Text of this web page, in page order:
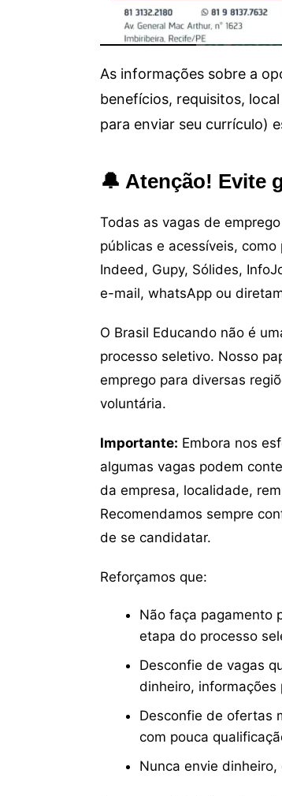
As informações sobre a
benefícios, requisitos,
para enviar seu currículo)
🔔 Atenção! Evite
Todas as vagas de
públicas e acessíveis,
Indeed, Gupy, Sólides,
e-mail, whatsApp ou
O Brasil Educando não é
processo seletivo. Nosso
emprego para diversas
voluntária.
Importante: Embora nos
algumas vagas podem
da empresa, localidade,
Recomendamos sempre
de se candidatar.
Reforçamos que:
Não faça pagamento
etapa do processo
Desconfie de vagas
dinheiro,
Desconfie de ofertas
com pouca
Nunca envie